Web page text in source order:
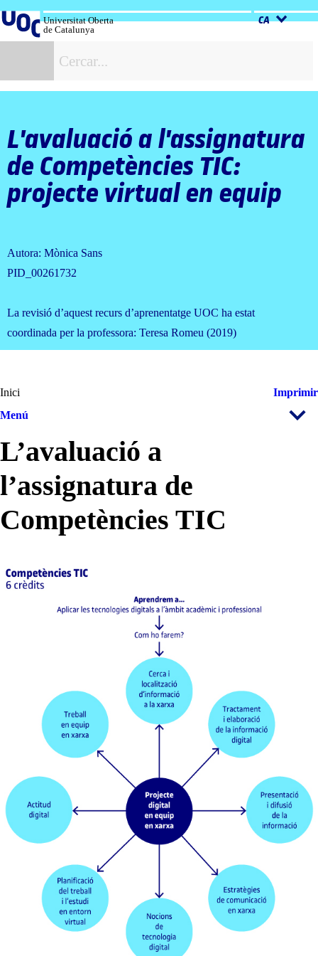
al
contingut
Universitat Oberta
de Catalunya
CA
L'avaluació a l'assignatura
de Competències TIC:
projecte virtual en equip
Autora: Mònica Sans
PID_00261732
La revisió d’aquest recurs d’aprenentatge UOC ha estat
coordinada per la professora: Teresa Romeu (2019)
Inici
Imprimir
Menú
L’avaluació a
l’assignatura de
Competències TIC